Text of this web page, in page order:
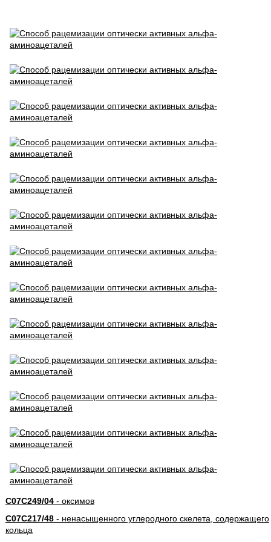
C07C249/04- оксимов
C07C217/48- ненасыщенного углеродного скелета, содержащего
кольца